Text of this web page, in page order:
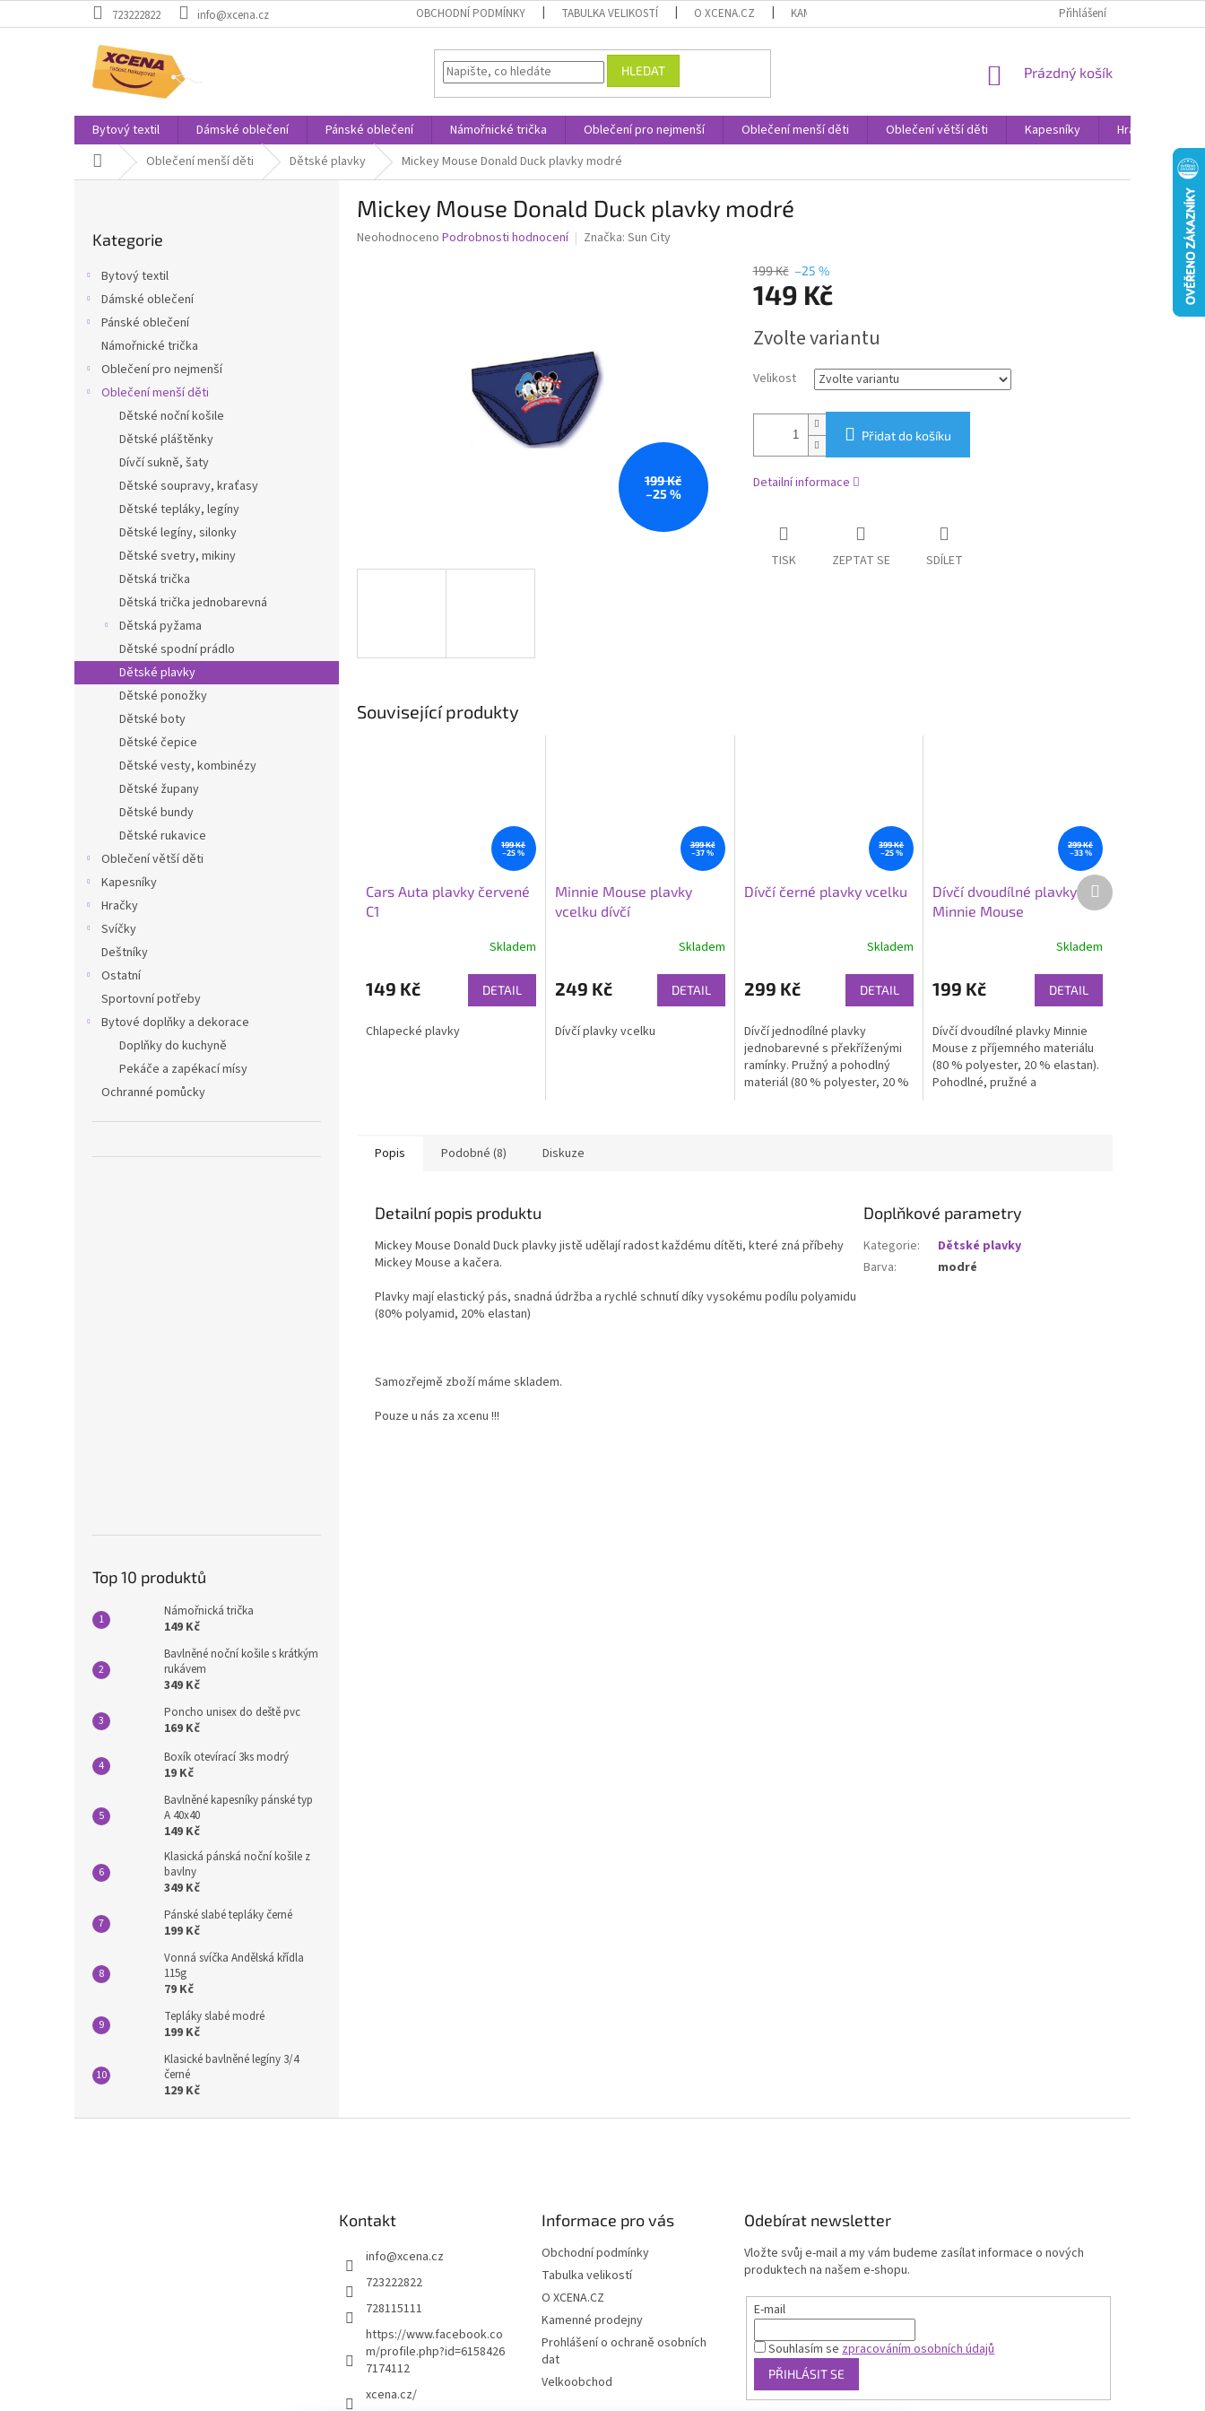
na
723222822 info@xcena.cz OBCHODNÍ PODMÍNKY TABULKA VELIKOSTÍ O XCENA.CZ KAMENNÉ PRODEJNY PROHLÁŠENÍ O OCHRANĚ OSOBNÍCH DAT
Přihlášení
HLEDAT
NÁKUPNÍ
Prázdný košík
Bytový textil Dámské oblečení Pánské oblečení Námořnické trička Oblečení pro nejmenší Oblečení menší děti Oblečení větší děti Kapesníky Hračky
Domů Oblečení menší děti Dětské plavky Mickey Mouse Donald Duck plavky modré
kategorie
Kategorie
Bytový textil
Dámské oblečení
Pánské oblečení
Námořnické trička
Oblečení pro nejmenší
Oblečení menší děti
Dětské noční košile
Dětské pláštěnky
Dívčí sukně, šaty
Dětské soupravy, kraťasy
Dětské tepláky, legíny
Dětské legíny, silonky
Dětské svetry, mikiny
Dětská trička
Dětská trička jednobarevná
Dětská pyžama
Dětské spodní prádlo
Dětské plavky
Dětské ponožky
Dětské boty
Dětské čepice
Dětské vesty, kombinézy
Dětské župany
Dětské bundy
Dětské rukavice
Oblečení větší děti
Kapesníky
Hračky
Svíčky
Deštníky
Ostatní
Sportovní potřeby
Bytové doplňky a dekorace
Doplňky do kuchyně
Pekáče a zapékací mísy
Ochranné pomůcky
Top 10 produktů
Námořnická trička
149 Kč
Bavlněné noční košile s krátkým
rukávem
349 Kč
Poncho unisex do deště pvc
169 Kč
Boxík otevírací 3ks modrý
19 Kč
Bavlněné kapesníky pánské typ
A 40x40
149 Kč
Klasická pánská noční košile z
bavlny
349 Kč
Pánské slabé tepláky černé
199 Kč
Vonná svíčka Andělská křídla
115g
79 Kč
Tepláky slabé modré
199 Kč
Klasické bavlněné legíny 3/4
černé
129 Kč
Mickey Mouse Donald Duck plavky modré
Průměrné
Neohodnoceno Podrobnosti hodnocení Značka: Sun City
199 Kč
–25 %
199 Kč –25 %
149 Kč
cena:
Zvolte variantu
Velikost
Přidat do košíku
Detailní informace
TISK ZEPTAT SE SDÍLET
Související produkty
199 Kč
–25 %
Cars Auta plavky červené
C1
Skladem
149 Kč DETAIL
Chlapecké plavky
399 Kč
–37 %
Minnie Mouse plavky
vcelku dívčí
Skladem
249 Kč DETAIL
Dívčí plavky vcelku
399 Kč
–25 %
Dívčí černé plavky vcelku
Skladem
299 Kč DETAIL
Dívčí jednodílné plavky
jednobarevné s překříženými
ramínky. Pružný a pohodlný
materiál (80 % polyester, 20 %
299 Kč
–33 %
Dívčí dvoudílné plavky
Minnie Mouse
Skladem
199 Kč DETAIL
Dívčí dvoudílné plavky Minnie
Mouse z příjemného materiálu
(80 % polyester, 20 % elastan).
Pohodlné, pružné a
Další
produkt
Popis Podobné (8) Diskuze
Detailní popis produktu
Mickey Mouse Donald Duck plavky jistě udělají radost každému dítěti, které zná příbehy
Mickey Mouse a kačera.
Plavky mají elastický pás, snadná údržba a rychlé schnutí díky vysokému podílu polyamidu
(80% polyamid, 20% elastan)
Samozřejmě zboží máme skladem.
Pouze u nás za xcenu !!!
Doplňkové parametry
Kategorie:
Dětské plavky
Barva: modré
Kontakt
info@xcena.cz
723222822
728115111
https://www.facebook.co
m/profile.php?id=6158426
7174112
xcena.cz/
Informace pro vás
Obchodní podmínky
Tabulka velikostí
O XCENA.CZ
Kamenné prodejny
Prohlášení o ochraně osobních
dat
Velkoobchod
Odebírat newsletter
Vložte svůj e-mail a my vám budeme zasílat informace o nových
produktech na našem e-shopu.
E-mail
Souhlasím se zpracováním osobních údajů
PŘIHLÁSIT SE